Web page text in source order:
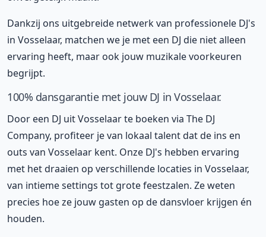
Dankzij ons uitgebreide netwerk van professionele DJ's
in Vosselaar, matchen we je met een DJ die niet alleen
ervaring heeft, maar ook jouw muzikale voorkeuren
begrijpt.
100% dansgarantie met jouw DJ in Vosselaar.
Door een DJ uit Vosselaar te boeken via The DJ
Company, profiteer je van lokaal talent dat de ins en
outs van Vosselaar kent. Onze DJ's hebben ervaring
met het draaien op verschillende locaties in Vosselaar,
van intieme settings tot grote feestzalen. Ze weten
precies hoe ze jouw gasten op de dansvloer krijgen én
houden.